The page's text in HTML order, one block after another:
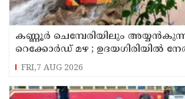
കണ്ണൂർ ചെമ്പേരിയിലും
റെക്കോർഡ് മഴ ; ഉദയഗിരിയിൽ
ഉരുൾപൊട്ടൽ; 13 പേരെ ക്യാമ്പിലേക്ക്
FRI,7 AUG 2026